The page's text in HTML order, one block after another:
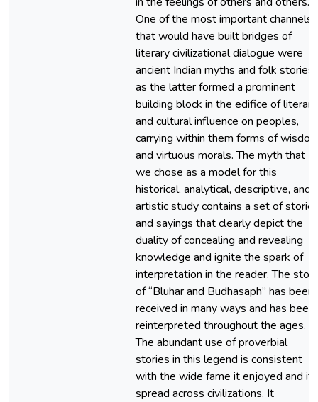
One of the most important channels
that would have built bridges of
literary civilizational dialogue were
ancient Indian myths and folk stories,
as the latter formed a prominent
building block in the edifice of literary
and cultural influence on peoples,
carrying within them forms of
and virtuous morals. The myth that
we chose as a model for this
historical, analytical, descriptive, and
artistic study contains a set of
and sayings that clearly depict the
duality of concealing and revealing
knowledge and ignite the spark of
interpretation in the reader. The story
of “Bluhar and Budhasaph” has been
received in many ways and has been
reinterpreted throughout the ages.
The abundant use of proverbial
stories in this legend is consistent
with the wide fame it enjoyed and its
spread across civilizations. It